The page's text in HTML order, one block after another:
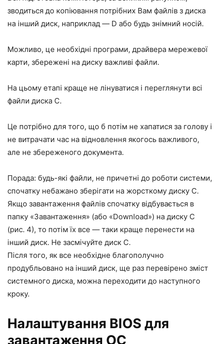
зводиться до копіювання потрібних Вам файлів з диска
на інший диск, наприклад — D або будь знімний носій.
Можливо, це необхідні програми, драйвера мережевої
карти, збережені на диску важливі файли.
На цьому етапі краще не лінуватися і переглянути всі
файли диска С.
Це потрібно для того, що б потім не хапатися за голову і
не витрачати час на відновлення якогось важливого,
але не збереженого документа.
Порада: будь-які файли, не причетні до роботи системи,
спочатку небажано зберігати на жорсткому диску С.
Якщо завантаження файлів спочатку відбувається в
папку «Завантаження» (або «Download») на диску С
(рис. 4), то потім їх все — таки краще перенести на
інший диск. Не засмічуйте диск С.
Після того, як все необхідне благополучно
продубльовано на інший диск, ще раз перевірено зміст
системного диска, можна переходити до наступного
кроку.
Налаштування BIOS для
завантаження ОС